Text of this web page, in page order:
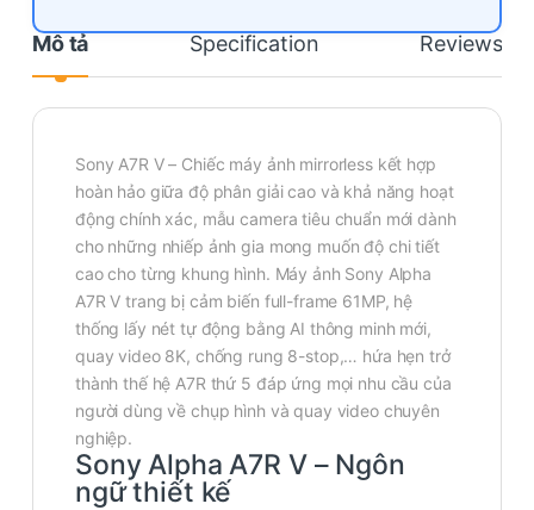
Mô tả Specification Reviews
Sony A7R V – Chiếc máy ảnh mirrorless kết hợp
hoàn hảo giữa độ phân giải cao và khả năng hoạt
động chính xác, mẫu camera tiêu chuẩn mới dành
cho những nhiếp ảnh gia mong muốn độ chi tiết
cao cho từng khung hình. Máy ảnh Sony Alpha
A7R V trang bị cảm biến full-frame 61MP, hệ
thống lấy nét tự động bằng AI thông minh mới,
quay video 8K, chống rung 8-stop,… hứa hẹn trở
thành thế hệ A7R thứ 5 đáp ứng mọi nhu cầu của
người dùng về chụp hình và quay video chuyên
nghiệp.
Sony Alpha A7R V – Ngôn
ngữ thiết kế